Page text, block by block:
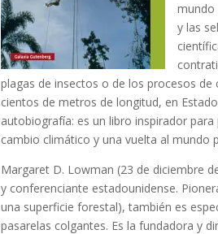
mundo
y las
plagas de insectos o de los procesos
cientos de metros de longitud, en
autobiografía: es un libro inspirador
cambio climático y una vuelta al mundo
Margaret D. Lowman (23 de diciembre
y conferenciante estadounidense.
una superficie forestal), también es
pasarelas colgantes. Es la fundadora y